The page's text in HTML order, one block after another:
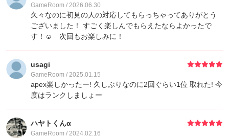
GameRoom / 2026.06.30
久々なのに初見の人の対応してもらっちゃってありがとう
ございました！ すごく楽しんでもらえたならよかったで
す！☺️ 次回もお楽しみに！
usagi
GameRoom / 2025.01.15
apex楽しかったー! 久しぶりなのに2回ぐらい1位 取れた! 今
度はランクしましょー
ハヤトくんα
GameRoom / 2024.02.16